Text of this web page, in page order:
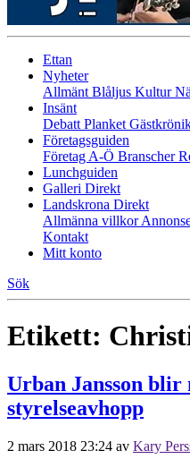
Ettan
Nyheter
Allmänt Blåljus Kultur
Insänt
Debatt Planket
Företagsguiden
Företag A-Ö Branscher
Lunchguiden
Galleri Direkt
Landskrona Direkt
Allmänna villkor
Kontakt
Mitt konto
Sök
Etikett:
Urban Jansson
styrelseavhopp
2 mars 2018 23:24 av Kary